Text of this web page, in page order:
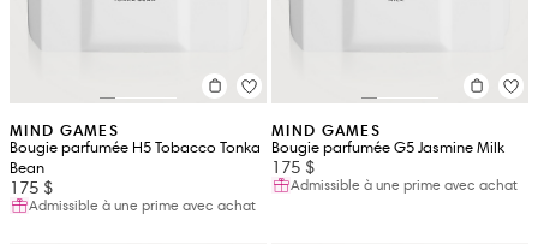
MIND GAMES
Bougie parfumée H5 Tobacco Tonka
Bean
175 $
Admissible à une prime avec achat
MIND GAMES
Bougie parfumée G5 Jasmine Milk
175 $
Admissible à une prime avec achat